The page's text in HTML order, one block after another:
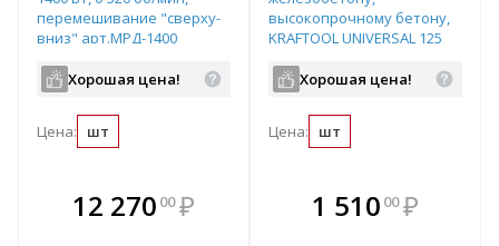
перемешивание "сверху-
вниз" арт.МРД-1400
Хорошая цена!
Цена: шт
12 270 00 ₽
В комплекте
всегда выгоднее!
высокопрочному бетону,
KRAFTOOL UNIVERSAL 125
Хорошая цена!
Цена: шт
В комплекте
всегда выгоднее!
1 510 00 ₽